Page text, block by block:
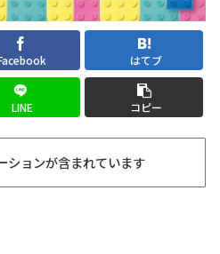
はてブ
LINE コピー
ションが含まれています